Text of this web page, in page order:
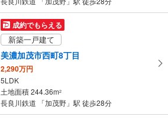
成約でもらえる
新築一戸建て
美濃加茂市西町8丁目
2,290万円
5LDK
土地面積 244.36m2
長良川鉄道 「加茂野」駅 徒歩28分